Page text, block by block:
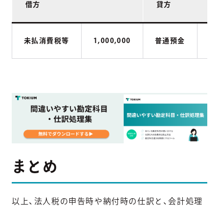
借方 貸方
未払消費税等 1,000,000 普通預金
まとめ
以上、法人税の申告時や納付時の仕訳と、会計処理